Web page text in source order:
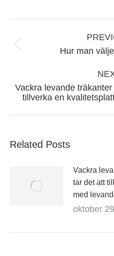
navigation
Hur man
Vackra levande
tillverka en
Related Posts
Vackra
tar det att
med
oktober